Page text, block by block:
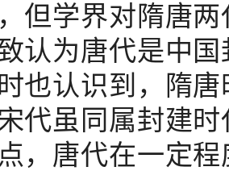
但学界对隋唐
认为唐代是中
也认识到，隋
代虽同属封建
，唐代在一定